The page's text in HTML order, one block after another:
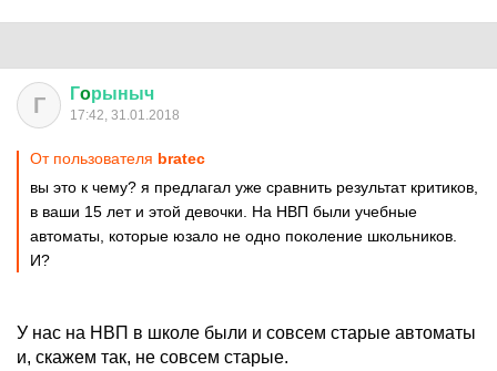
Г Гoрыныч
17:42, 31.01.2018
От пользователя bratec
вы это к чему? я предлагал уже сравнить результат критиков,
в ваши 15 лет и этой девочки. На НВП были учебные
автоматы, которые юзало не одно поколение школьников.
И?
У нас на НВП в школе были и совсем старые автоматы
и, скажем так, не совсем старые.